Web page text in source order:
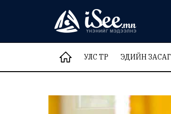
УЛС ТӨР ЭДИЙН ЗАСАГ